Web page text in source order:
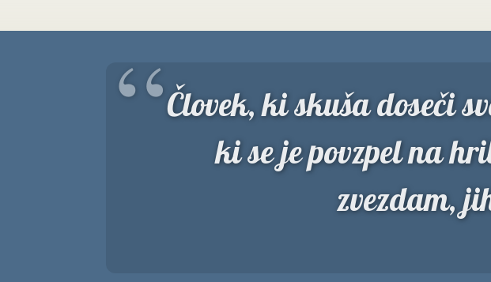
Človek, ki skuša doseči
ki se je povzpel na
zvezdam,
“